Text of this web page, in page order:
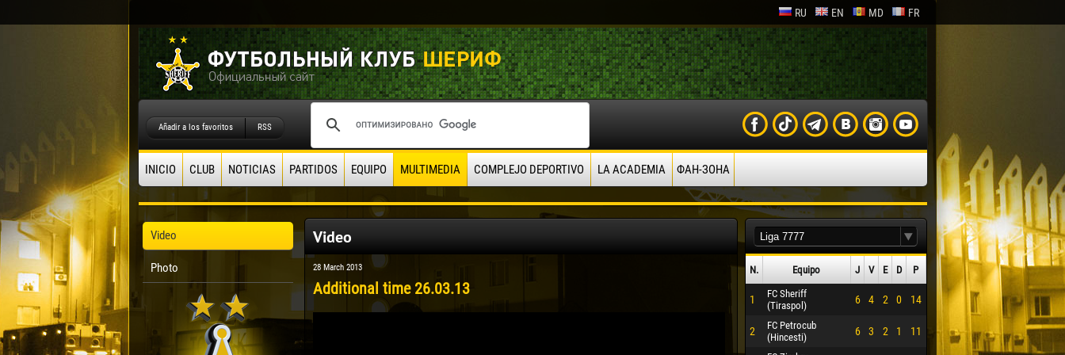
RU EN MD FR
Añadir a los favoritos RSS
INICIO CLUB NOTICIAS PARTIDOS EQUIPO MULTIMEDIA COMPLEJO DEPORTIVO LA ACADEMIA ФАН-ЗОНА
Video
Photo
Video
28 March 2013
Additional time 26.03.13
N. Equipo J V Е D P
1
FC Sheriff
(Tiraspol)
6 4 2 0 14
2
FC Petrocub
(Hincesti)
6 3 2 1 11